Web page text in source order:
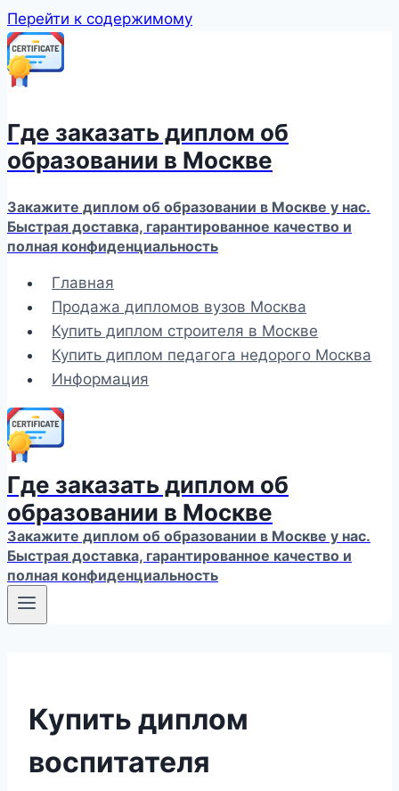
Перейти к содержимому
Где заказать диплом об
образовании в Москве
Закажите диплом об образовании в Москве у нас.
Быстрая доставка, гарантированное качество и
полная конфиденциальность
Главная
Продажа дипломов вузов Москва
Купить диплом строителя в Москве
Купить диплом педагога недорого Москва
Информация
Где заказать диплом об
образовании в Москве
Закажите диплом об образовании в Москве у нас.
Быстрая доставка, гарантированное качество и
полная конфиденциальность
Купить диплом
воспитателя